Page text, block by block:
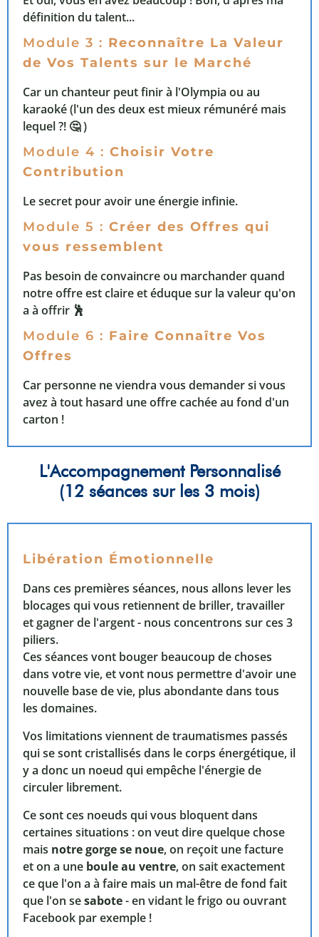
définition du talent...
Module 3 : Reconnaître La Valeur
de Vos Talents sur le Marché
Car un chanteur peut finir à l'Olympia ou au
karaoké (l'un des deux est mieux rémunéré mais
lequel ?! 🤔 )
Module 4 : Choisir Votre
Contribution
Le secret pour avoir une énergie infinie.
Module 5 : Créer des Offres qui
vous ressemblent
Pas besoin de convaincre ou marchander quand
notre offre est claire et éduque sur la valeur qu'on
a à offrir 🕺
Module 6 : Faire Connaître Vos
Offres
Car personne ne viendra vous demander si vous
avez à tout hasard une offre cachée au fond d'un
carton !
L'Accompagnement Personnalisé
(12 séances sur les 3 mois)
Libération Émotionnelle
Dans ces premières séances, nous allons lever les
blocages qui vous retiennent de briller, travailler
et gagner de l'argent - nous concentrons sur ces 3
piliers.
Ces séances vont bouger beaucoup de choses
dans votre vie, et vont nous permettre d'avoir une
nouvelle base de vie, plus abondante dans tous
les domaines.
Vos limitations viennent de traumatismes passés
qui se sont cristallisés dans le corps énergétique, il
y a donc un noeud qui empêche l'énergie de
circuler librement.
Ce sont ces noeuds qui vous bloquent dans
certaines situations : on veut dire quelque chose
mais notre gorge se noue, on reçoit une facture
et on a une boule au ventre, on sait exactement
ce que l'on a à faire mais un mal-être de fond fait
que l'on sesabote- en vidant le frigo ou ouvrant
Facebook par exemple !